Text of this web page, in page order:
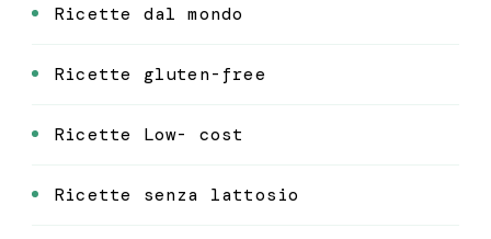
Ricette dal mondo
Ricette gluten-free
Ricette Low- cost
Ricette senza lattosio